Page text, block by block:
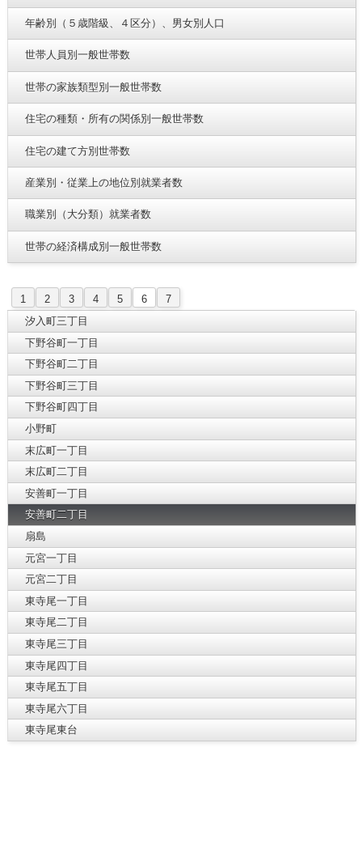
年齢別（５歳階級、４区分）、男女別人口
世帯人員別一般世帯数
世帯の家族類型別一般世帯数
住宅の種類・所有の関係別一般世帯数
住宅の建て方別世帯数
産業別・従業上の地位別就業者数
職業別（大分類）就業者数
世帯の経済構成別一般世帯数
1 2 3 4 5 6
7
汐入町三丁目
下野谷町一丁目
下野谷町二丁目
下野谷町三丁目
下野谷町四丁目
小野町
末広町一丁目
末広町二丁目
安善町一丁目
安善町二丁目
扇島
元宮一丁目
元宮二丁目
東寺尾一丁目
東寺尾二丁目
東寺尾三丁目
東寺尾四丁目
東寺尾五丁目
東寺尾六丁目
東寺尾東台